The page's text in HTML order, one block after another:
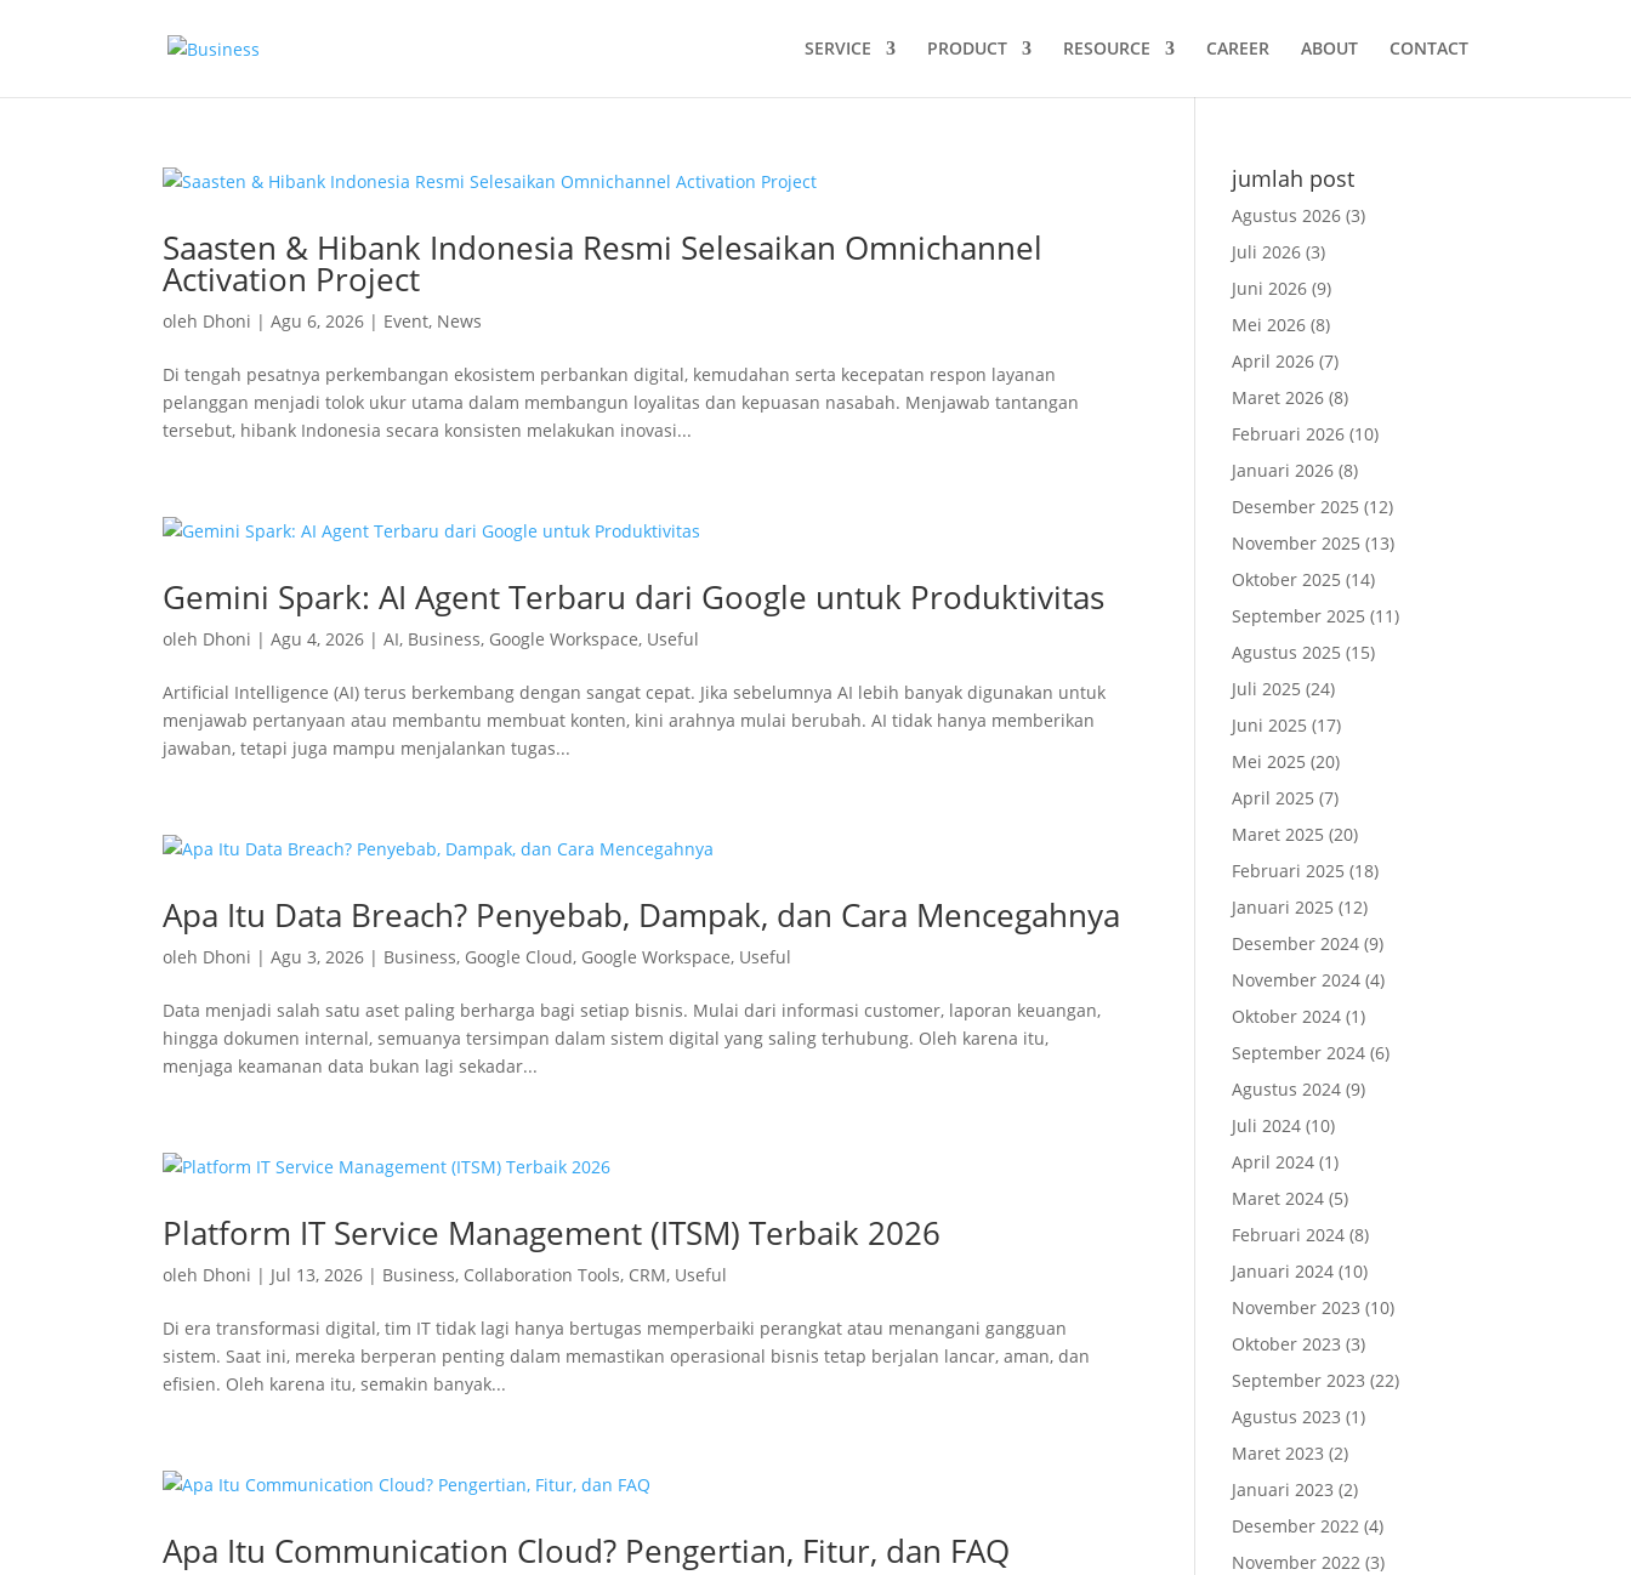
SERVICE PRODUCT RESOURCE CAREER ABOUT CONTACT
Saasten & Hibank Indonesia Resmi Selesaikan Omnichannel
Activation Project
oleh Dhoni |Agu 6, 2026 | Event, News
Di tengah pesatnya perkembangan ekosistem perbankan digital, kemudahan serta kecepatan respon layanan
pelanggan menjadi tolok ukur utama dalam membangun loyalitas dan kepuasan nasabah. Menjawab tantangan
tersebut, hibank Indonesia secara konsisten melakukan inovasi...
Gemini Spark: AI Agent Terbaru dari Google untuk Produktivitas
oleh Dhoni |Agu 4, 2026 |AI, Business, Google Workspace, Useful
Artificial Intelligence (AI) terus berkembang dengan sangat cepat. Jika sebelumnya AI lebih banyak digunakan untuk
menjawab pertanyaan atau membantu membuat konten, kini arahnya mulai berubah. AI tidak hanya memberikan
jawaban, tetapi juga mampu menjalankan tugas...
Apa Itu Data Breach? Penyebab, Dampak, dan Cara Mencegahnya
oleh Dhoni |Agu 3, 2026 | Business, Google Cloud, Google Workspace, Useful
Data menjadi salah satu aset paling berharga bagi setiap bisnis. Mulai dari informasi customer, laporan keuangan,
hingga dokumen internal, semuanya tersimpan dalam sistem digital yang saling terhubung. Oleh karena itu,
menjaga keamanan data bukan lagi sekadar...
Platform IT Service Management (ITSM) Terbaik 2026
oleh Dhoni | Jul 13, 2026 | Business, Collaboration Tools, CRM, Useful
Di era transformasi digital, tim IT tidak lagi hanya bertugas memperbaiki perangkat atau menangani gangguan
sistem. Saat ini, mereka berperan penting dalam memastikan operasional bisnis tetap berjalan lancar, aman, dan
efisien. Oleh karena itu, semakin banyak...
Apa Itu Communication Cloud? Pengertian, Fitur, dan FAQ
jumlah post
Agustus 2026 (3)
Juli 2026 (3)
Juni 2026 (9)
Mei 2026 (8)
April 2026 (7)
Maret 2026 (8)
Februari 2026 (10)
Januari 2026 (8)
Desember 2025 (12)
November 2025 (13)
Oktober 2025 (14)
September 2025 (11)
Agustus 2025 (15)
Juli 2025 (24)
Juni 2025 (17)
Mei 2025 (20)
April 2025 (7)
Maret 2025 (20)
Februari 2025 (18)
Januari 2025 (12)
Desember 2024 (9)
November 2024 (4)
Oktober 2024 (1)
September 2024 (6)
Agustus 2024 (9)
Juli 2024 (10)
April 2024 (1)
Maret 2024 (5)
Februari 2024 (8)
Januari 2024 (10)
November 2023 (10)
Oktober 2023 (3)
September 2023 (22)
Agustus 2023 (1)
Maret 2023 (2)
Januari 2023 (2)
Desember 2022 (4)
November 2022 (3)